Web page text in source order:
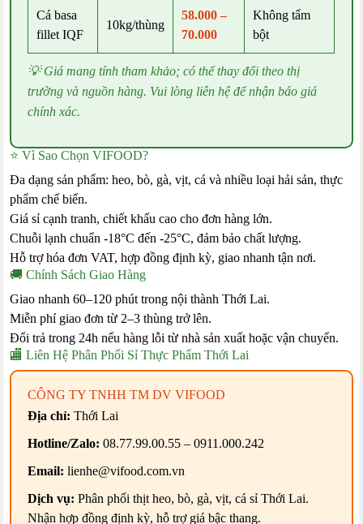
Cá basa
fillet IQF
10kg/thùng
58.000 –
70.000
Không tẩm
bột
💡 Giá mang tính tham khảo; có thể thay đổi theo thị
trường và nguồn hàng. Vui lòng liên hệ để nhận báo giá
chính xác.
⭐ Vì Sao Chọn VIFOOD?
Đa dạng sản phẩm: heo, bò, gà, vịt, cá và nhiều loại hải sản, thực
phẩm chế biến.
Giá sỉ cạnh tranh, chiết khấu cao cho đơn hàng lớn.
Chuỗi lạnh chuẩn -18°C đến -25°C, đảm bảo chất lượng.
Hỗ trợ hóa đơn VAT, hợp đồng định kỳ, giao nhanh tận nơi.
🚚 Chính Sách Giao Hàng
Giao nhanh 60–120 phút trong nội thành Thới Lai.
Miễn phí giao đơn từ 2–3 thùng trở lên.
Đổi trả trong 24h nếu hàng lỗi từ nhà sản xuất hoặc vận chuyển.
🏬 Liên Hệ Phân Phối Sỉ Thực Phẩm Thới Lai
CÔNG TY TNHH TM DV VIFOOD
Địa chỉ: Thới Lai
Hotline/Zalo: 08.77.99.00.55 – 0911.000.242
Email: lienhe@vifood.com.vn
Dịch vụ: Phân phối thịt heo, bò, gà, vịt, cá sỉ Thới Lai.
Nhận hợp đồng định kỳ, hỗ trợ giá bậc thang.